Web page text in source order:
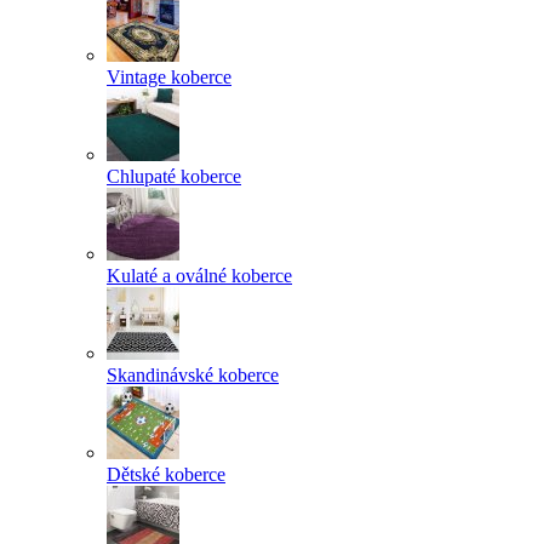
Vintage koberce
Chlupaté koberce
Kulaté a oválné koberce
Skandinávské koberce
Dětské koberce